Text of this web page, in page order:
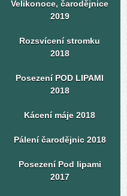
Velikonoce, čarodějnice
2019
Rozsvícení stromku
2018
Posezení POD LIPAMI
2018
Kácení máje 2018
Pálení čarodějnic 2018
Posezení Pod lipami
2017